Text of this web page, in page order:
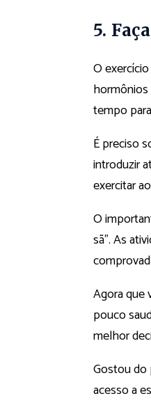
5.
O
tempo
É preciso
introduzir
exercitar
O
sã”. As
Agora que
pouco
melhor
Gostou do
acesso a